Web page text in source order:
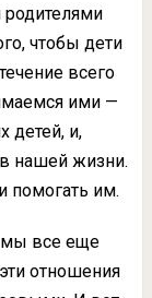
чтобы дети
всего
ими —
детей, и,
нашей жизни.
помогать им.
мы все еще
отношения